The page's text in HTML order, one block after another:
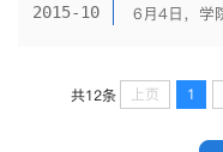
2015-10
共12条 上页 1